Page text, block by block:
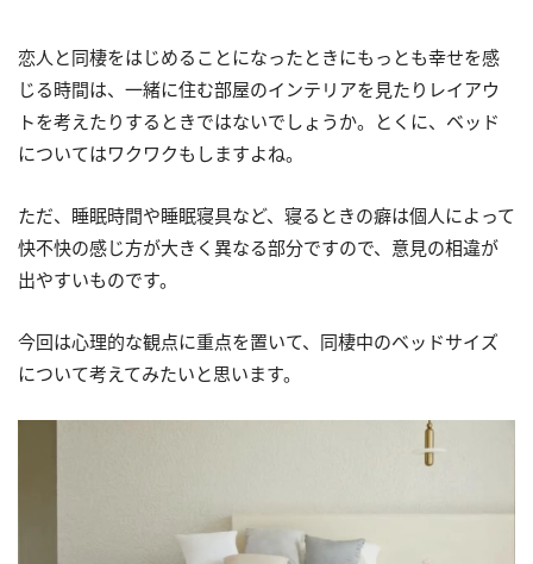
恋人と同棲をはじめることになったときにもっとも幸せを感
じる時間は、一緒に住む部屋のインテリアを見たりレイアウ
トを考えたりするときではないでしょうか。とくに、ベッド
についてはワクワクもしますよね。
ただ、睡眠時間や睡眠寝具など、寝るときの癖は個人によって
快不快の感じ方が大きく異なる部分ですので、意見の相違が
出やすいものです。
今回は心理的な観点に重点を置いて、同棲中のベッドサイズ
について考えてみたいと思います。